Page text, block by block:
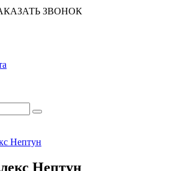
ЗВОНОК
Нептун
Нептун